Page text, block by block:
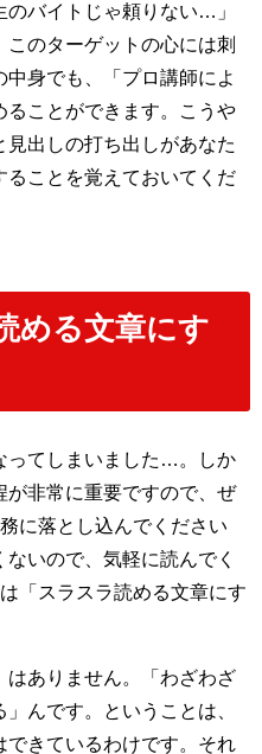
のバイトじゃ頼りない…」
のターゲットの心には刺
身でも、「プロ講師によ
ることができます。こうや
出しの打ち出しがあなた
ることを覚えておいてくだ
める文章にす
ってしまいました…。しか
が非常に重要ですので、ぜ
に落とし込んでください
いので、気軽に読んでく
「スラスラ読める文章にす
はありません。「わざわざ
んです。ということは、
きているわけです。それ